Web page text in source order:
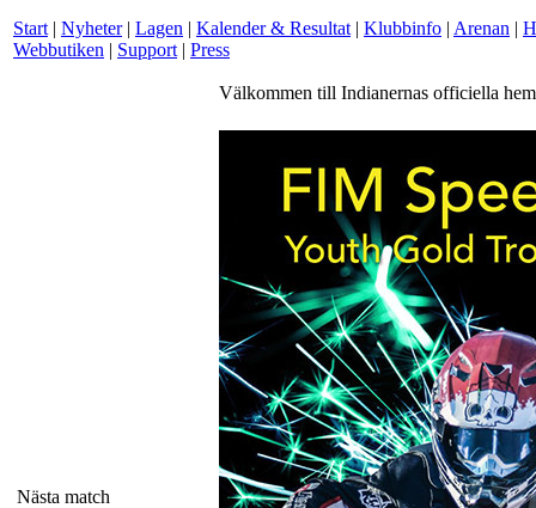
Start | Nyheter| Lagen | Kalender & Resultat | Klubbinfo | Arenan |
Webbutiken | Support | Press
Nästa match
Välkommen till Indianernas officiella